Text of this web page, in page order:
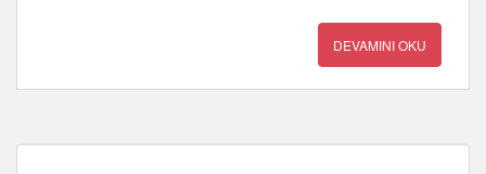
DEVAMINI OKU